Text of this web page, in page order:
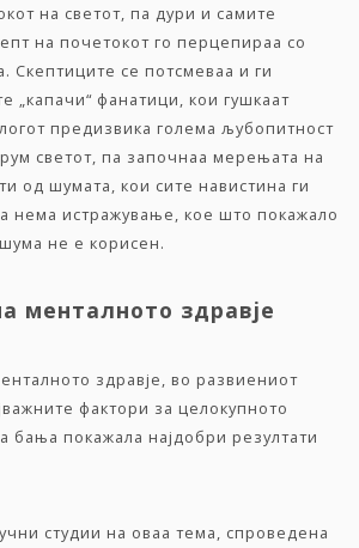
на светот, па дури и самите
на почетокот го перцепираа со
Скептиците се потсмеваа и ги
„капачи“ фанатици, кои гушкаат
предизвика голема љубопитност
светот, па започнаа мерењата на
од шумата, кои сите навистина ги
нема истражување, кое што покажало
не е корисен.
менталното здравје
здравје, во развиениот
фактори за целокупното
бања покажала најдобри резултати
студии на оваа тема, спроведена